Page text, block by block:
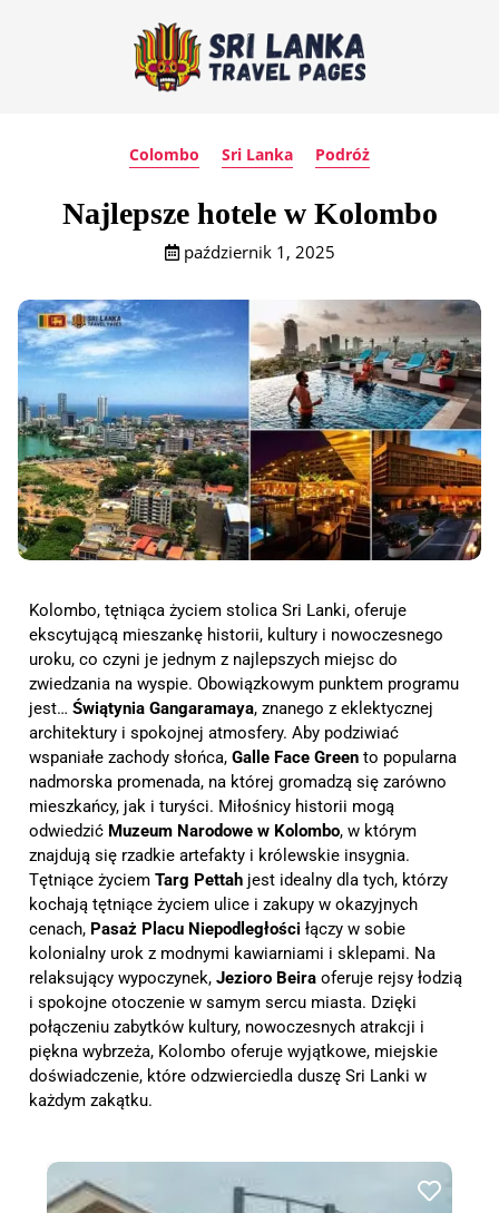
Colombo Sri Lanka Podróż
Najlepsze hotele w Kolombo
październik 1, 2025
Kolombo, tętniąca życiem stolica Sri Lanki, oferuje
ekscytującą mieszankę historii, kultury i nowoczesnego
uroku, co czyni je jednym z najlepszych miejsc do
zwiedzania na wyspie. Obowiązkowym punktem programu
jest… Świątynia Gangaramaya, znanego z eklektycznej
architektury i spokojnej atmosfery. Aby podziwiać
wspaniałe zachody słońca, Galle Face Green to popularna
nadmorska promenada, na której gromadzą się zarówno
mieszkańcy, jak i turyści. Miłośnicy historii mogą
odwiedzić Muzeum Narodowe w Kolombo, w którym
znajdują się rzadkie artefakty i królewskie insygnia.
Tętniące życiem Targ Pettah jest idealny dla tych, którzy
kochają tętniące życiem ulice i zakupy w okazyjnych
cenach, Pasaż Placu Niepodległości łączy w sobie
kolonialny urok z modnymi kawiarniami i sklepami. Na
relaksujący wypoczynek, Jezioro Beira oferuje rejsy łodzią
i spokojne otoczenie w samym sercu miasta. Dzięki
połączeniu zabytków kultury, nowoczesnych atrakcji i
piękna wybrzeża, Kolombo oferuje wyjątkowe, miejskie
doświadczenie, które odzwierciedla duszę Sri Lanki w
każdym zakątku.